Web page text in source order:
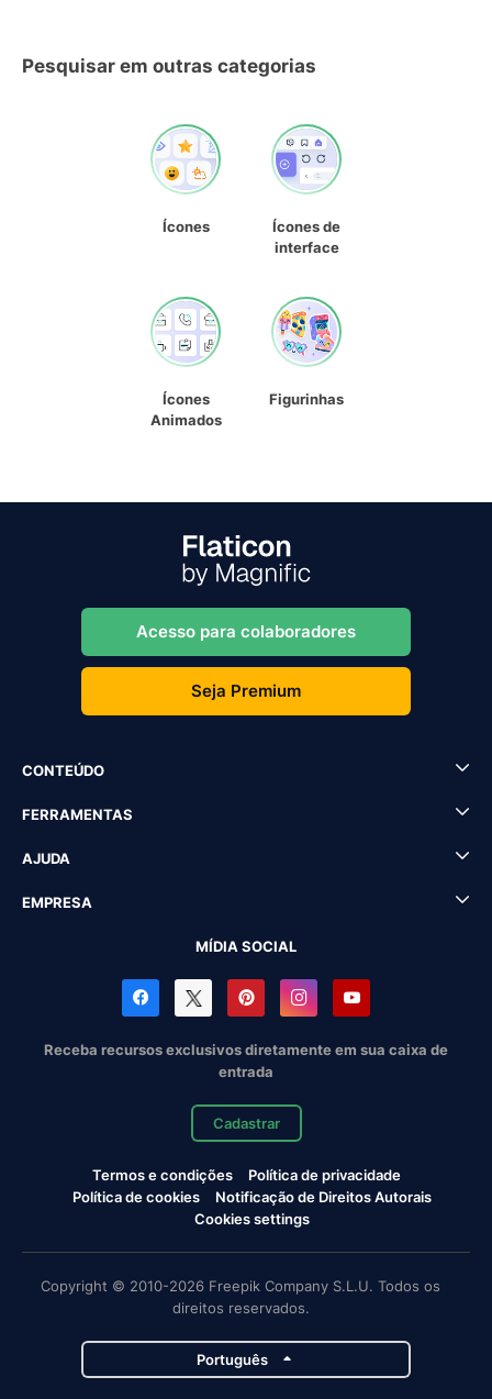
Pesquisar em outras categorias
Ícones
Ícones de
interface
Ícones
Animados
Figurinhas
Acesso para colaboradores
Seja Premium
CONTEÚDO
FERRAMENTAS
AJUDA
EMPRESA
MÍDIA SOCIAL
Receba recursos exclusivos diretamente em sua caixa de
entrada
Cadastrar
Termos e condições
Política de privacidade
Política de cookies
Notificação de Direitos Autorais
Cookies settings
Copyright © 2010-2026 Freepik Company S.L.U. Todos os
direitos reservados.
Português